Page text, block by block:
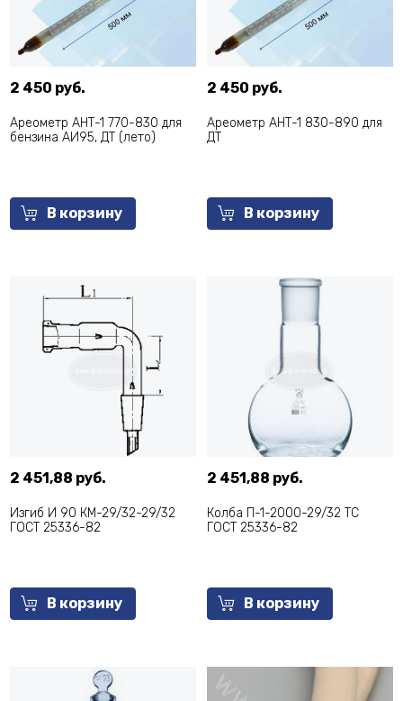
2 450 руб.
Ареометр АНТ-1 770-830 для
бензина АИ95, ДТ (лето)
В корзину
2 450 руб.
Ареометр АНТ-1 830-890 для
ДТ
В корзину
2 451,88 руб.
Изгиб И 90 КМ-29/32-29/32
ГОСТ 25336-82
В корзину
2 451,88 руб.
Колба П-1-2000-29/32 ТС
ГОСТ 25336-82
В корзину